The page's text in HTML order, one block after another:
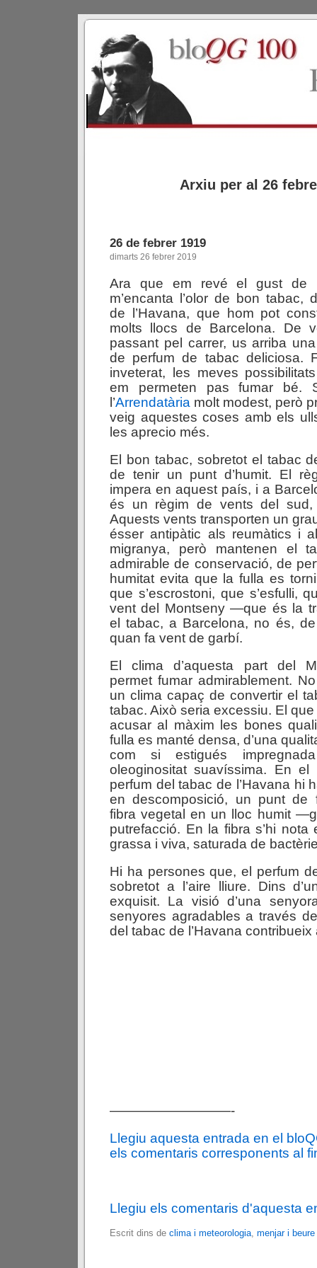
Arxiu per al 26
26 de febrer 1919
dimarts 26 febrer 2019
Ara que em revé el gust de
m’encanta l’olor de bon tabac,
de l’Havana, que hom pot
molts llocs de Barcelona. De
passant pel carrer, us arriba
de perfum de tabac deliciosa.
inveterat, les meves
em permeten pas fumar bé.
l’Arrendatària molt modest, però
veig aquestes coses amb els
les aprecio més.
El bon tabac, sobretot el tabac
de tenir un punt d’humit. El
impera en aquest país, i a
és un règim de vents del sud,
Aquests vents transporten un
ésser antipàtic als reumàtics i
migranya, però mantenen el
admirable de conservació, de
humitat evita que la fulla es
que s’escrostoni, que s’esfulli,
vent del Montseny —que és la
el tabac, a Barcelona, no és,
quan fa vent de garbí.
El clima d’aquesta part del
permet fumar admirablement.
un clima capaç de convertir el
tabac. Això seria excessiu. El
acusar al màxim les bones
fulla es manté densa, d’una
com si estigués
oleoginositat suavíssima. En
perfum del tabac de l’Havana hi
en descomposició, un punt de
fibra vegetal en un lloc humit
putrefacció. En la fibra s’hi nota
grassa i viva, saturada de
Hi ha persones que, el perfum
sobretot a l’aire lliure. Dins
exquisit. La visió d’una
senyores agradables a través
del tabac de l’Havana
—————————-
Llegiu aquesta entrada en el
els comentaris corresponents al
Llegiu els comentaris d'aquesta
Escrit dins de clima i meteorologia, menjar i beure